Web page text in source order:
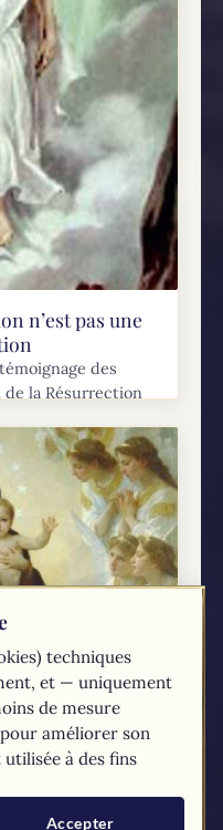
n’est pas une
des
la Résurrection
exige que l'on...
de Dieu: 1er
de Dieu, occupe
catholique. Cet
profonde
techniques
et — uniquement
de mesure
améliorer son
à des fins
Accepter